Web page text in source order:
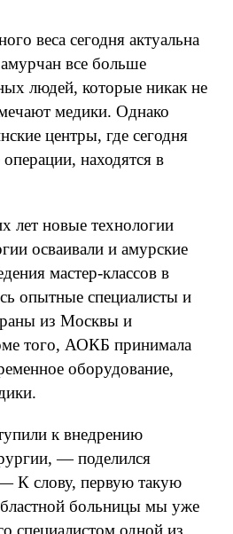
веса сегодня актуальна
все больше
людей, которые никак не
медики. Однако
центры, где сегодня
находятся в
лет новые технологии
осваивали и амурские
мастер-классов в
опытные специалисты и
из Москвы и
того, АОКБ принимала
оборудование,
к внедрению
— поделился
К слову, первую такую
больницы мы уже
специалистом одной из